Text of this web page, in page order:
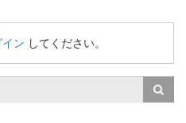
イン してください。